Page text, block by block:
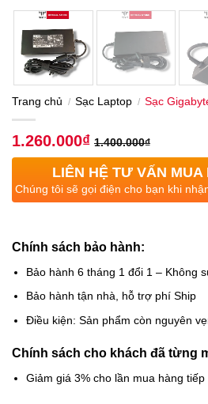
Trang chủ / Sạc Laptop / Sạc
1.260.000₫ 1.400.000₫
LIÊN HỆ TƯ VẤN MUA
Chúng tôi sẽ gọi điện cho bạn khi
Chính sách bảo hành:
Bảo hành 6 tháng 1 đổi 1 – Không
Bảo hành tận nhà, hỗ trợ phí Ship
Điều kiện: Sản phẩm còn nguyên
Chính sách cho khách đã từng
Giảm giá 3% cho lần mua hàng